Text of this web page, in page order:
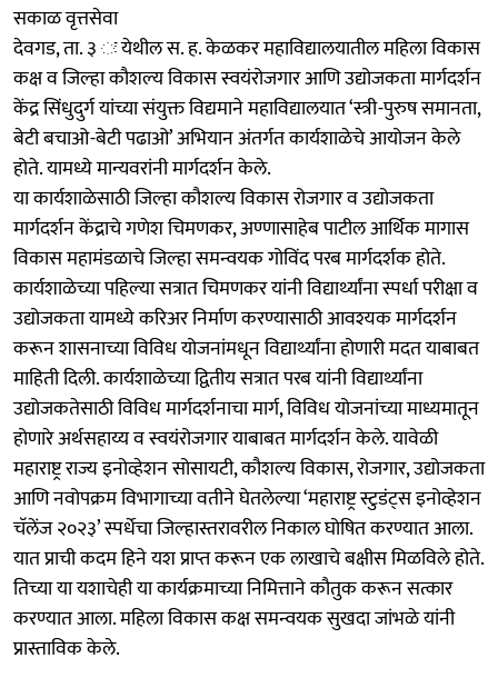
सकाळ वृत्तसेवा
देवगड, ता. ३ ः येथील स. ह. केळकर महाविद्यालयातील महिला विकास
कक्ष व जिल्हा कौशल्य विकास स्वयंरोजगार आणि उद्योजकता मार्गदर्शन
केंद्र सिंधुदुर्ग यांच्या संयुक्त विद्यमाने महाविद्यालयात ‘स्त्री-पुरुष समानता,
बेटी बचाओ-बेटी पढाओ’ अभियान अंतर्गत कार्यशाळेचे आयोजन केले
होते. यामध्ये मान्यवरांनी मार्गदर्शन केले.
या कार्यशाळेसाठी जिल्हा कौशल्य विकास रोजगार व उद्योजकता
मार्गदर्शन केंद्राचे गणेश चिमणकर, अण्णासाहेब पाटील आर्थिक मागास
विकास महामंडळाचे जिल्हा समन्वयक गोविंद परब मार्गदर्शक होते.
कार्यशाळेच्या पहिल्या सत्रात चिमणकर यांनी विद्यार्थ्यांना स्पर्धा परीक्षा व
उद्योजकता यामध्ये करिअर निर्माण करण्यासाठी आवश्यक मार्गदर्शन
करून शासनाच्या विविध योजनांमधून विद्यार्थ्यांना होणारी मदत याबाबत
माहिती दिली. कार्यशाळेच्या द्वितीय सत्रात परब यांनी विद्यार्थ्यांना
उद्योजकतेसाठी विविध मार्गदर्शनाचा मार्ग, विविध योजनांच्या माध्यमातून
होणारे अर्थसहाय्य व स्वयंरोजगार याबाबत मार्गदर्शन केले. यावेळी
महाराष्ट्र राज्य इनोव्हेशन सोसायटी, कौशल्य विकास, रोजगार, उद्योजकता
आणि नवोपक्रम विभागाच्या वतीने घेतलेल्या ‘महाराष्ट्र स्टुडंट्स इनोव्हेशन
चॅलेंज २०२३’ स्पर्धेचा जिल्हास्तरावरील निकाल घोषित करण्यात आला.
यात प्राची कदम हिने यश प्राप्त करून एक लाखाचे बक्षीस मिळविले होते.
तिच्या या यशाचेही या कार्यक्रमाच्या निमित्ताने कौतुक करून सत्कार
करण्यात आला. महिला विकास कक्ष समन्वयक सुखदा जांभळे यांनी
प्रास्ताविक केले.